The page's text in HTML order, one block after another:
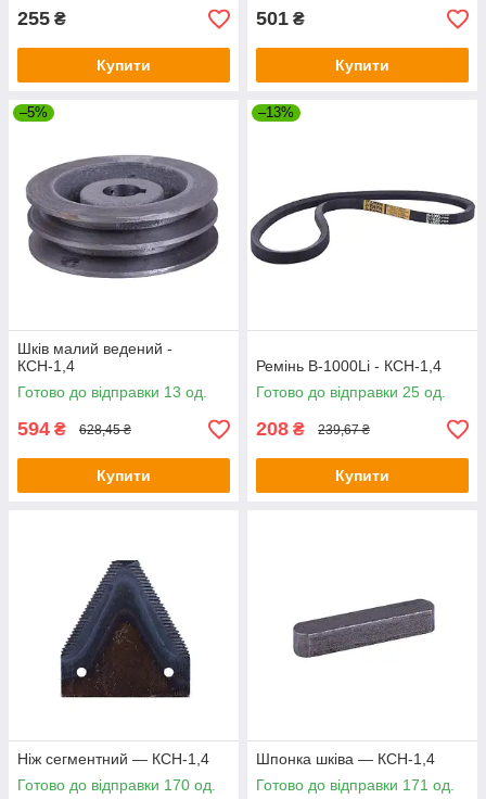
255 ₴
Купити
501 ₴
Купити
–5%
Шків малий ведений -
КСН-1,4
Готово до відправки 13 од.
594 ₴ 628,45 ₴
Купити
–13%
Ремінь B-1000Li - КСН-1,4
Готово до відправки 25 од.
208 ₴ 239,67 ₴
Купити
Ніж сегментний — КСН-1,4
Готово до відправки 170 од.
Шпонка шківа — КСН-1,4
Готово до відправки 171 од.